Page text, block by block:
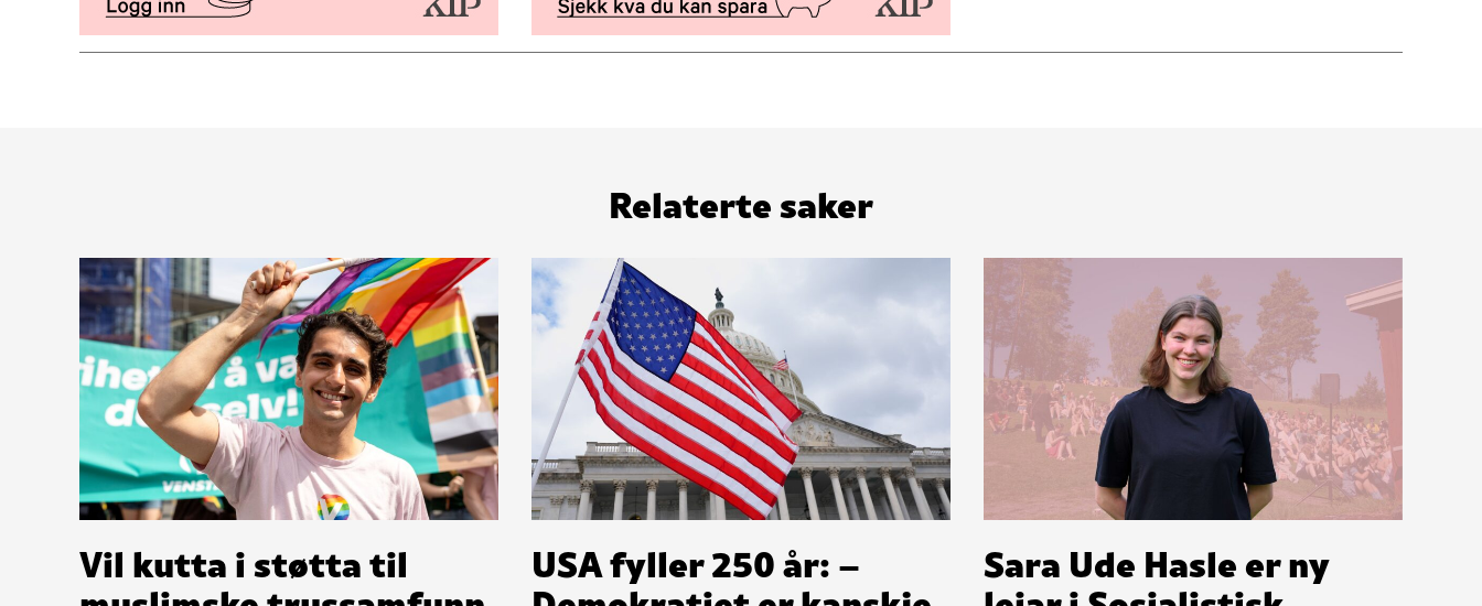
Relaterte saker
Vil kutta i støtta til USA fyller 250 år: – Sara Ude Hasle er ny